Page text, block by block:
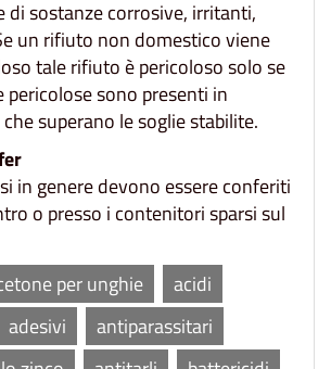
di sostanze corrosive, irritanti,
un rifiuto non domestico viene
tale rifiuto è pericoloso solo se
pericolose sono presenti in
superano le soglie stabilite.
in genere devono essere conferiti
o presso i contenitori sparsi sul
per unghie
acidi
adesivi
antiparassitari